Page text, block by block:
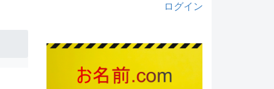
ログイン